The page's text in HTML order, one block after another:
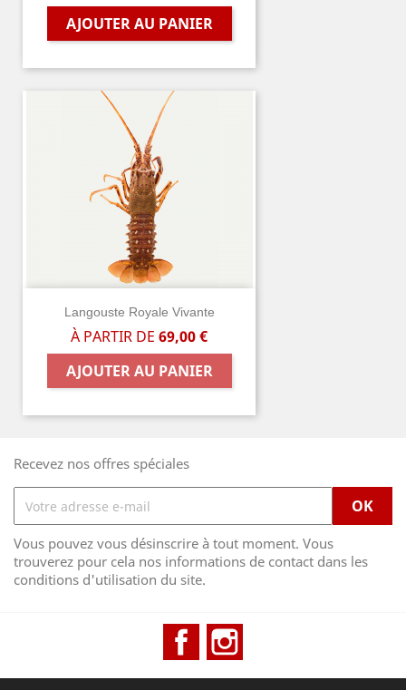
AJOUTER AU PANIER
Langouste Royale Vivante
À PARTIR DE 69,00 €
AJOUTER AU PANIER
Recevez nos offres spéciales
Vous pouvez vous désinscrire à tout moment. Vous
trouverez pour cela nos informations de contact dans les
conditions d'utilisation du site.
Facebook